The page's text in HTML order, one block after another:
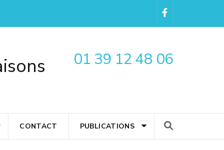
01 39 12 48 06
CONTACT PUBLICATIONS